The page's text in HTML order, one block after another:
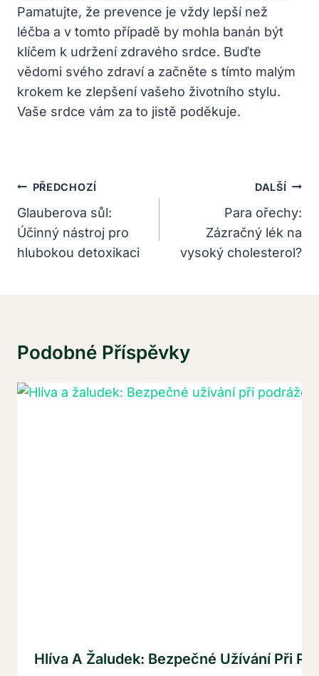
Pamatujte, že prevence je vždy lepší než
léčba a v tomto případě by mohla banán být
klíčem k udržení zdravého srdce. Buďte
vědomi svého zdraví a začněte s tímto malým
krokem ke zlepšení vašeho životního stylu.
Vaše srdce vám za to jistě poděkuje.
Navigace
Pro
Příspěvek
PŘEDCHOZÍ
Glauberova sůl:
Účinný nástroj pro
hlubokou detoxikaci
DALŠÍ
Para ořechy:
Zázračný lék na
vysoký cholesterol?
Podobné Příspěvky
Hlíva A Žaludek: Bezpečné Užívání Při